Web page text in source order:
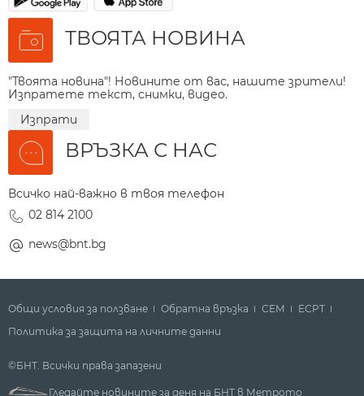
ТВОЯТА НОВИНА
"Твоята новина"! Новините от вас, нашите зрители!
Изпратете текст, снимки, видео.
Изпрати
ВРЪЗКА С НАС
Всичко най-важно в твоя телефон
02 814 2100
news@bnt.bg
Общи условия за ползване Обратна връзка СЕМ
ECPT
Политика за защита на личните данни
©БНТ. Всички права запазени
Гледайте новините за деня на БНТ в Метрото